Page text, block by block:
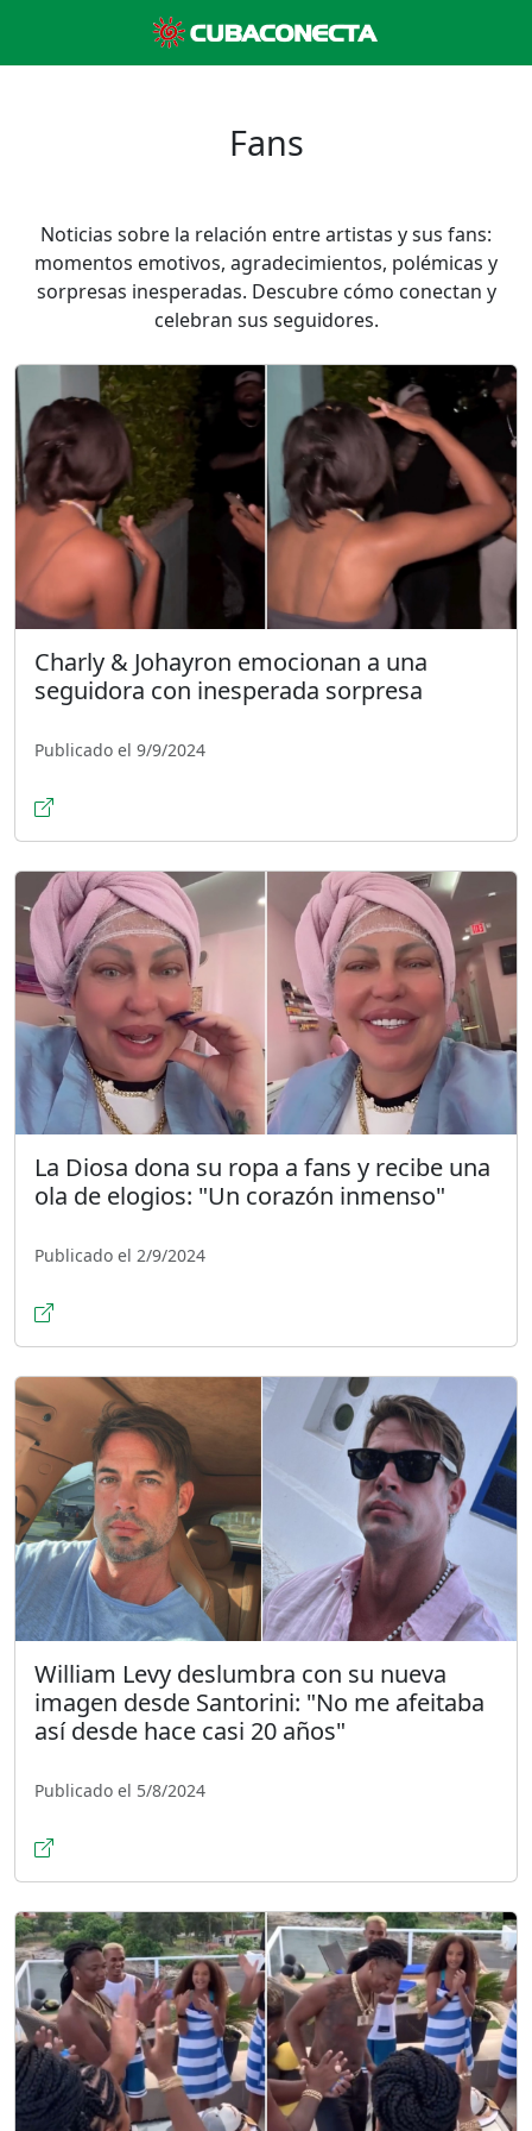
Fans
Noticias sobre la relación entre artistas y sus fans:
momentos emotivos, agradecimientos, polémicas y
sorpresas inesperadas. Descubre cómo conectan y
celebran sus seguidores.
Charly & Johayron emocionan a una
seguidora con inesperada sorpresa
Publicado el 9/9/2024
La Diosa dona su ropa a fans y recibe una
ola de elogios: "Un corazón inmenso"
Publicado el 2/9/2024
William Levy deslumbra con su nueva
imagen desde Santorini: "No me afeitaba
así desde hace casi 20 años"
Publicado el 5/8/2024